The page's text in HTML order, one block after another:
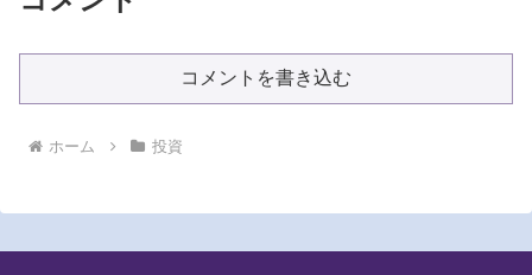
コメントを書き込む
ホーム 投資